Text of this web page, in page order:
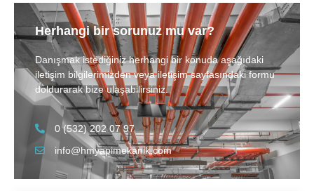
Herhangi bir sorunuz mu var?
Danışmak istediğiniz herhangi bir konuda aşağıdaki
iletişim bilgilerimizden veya iletişim sayfasındaki formu
doldurarak bize ulaşabilirsiniz.
0 (532) 202 07 97
info@hmyapimekanik.com